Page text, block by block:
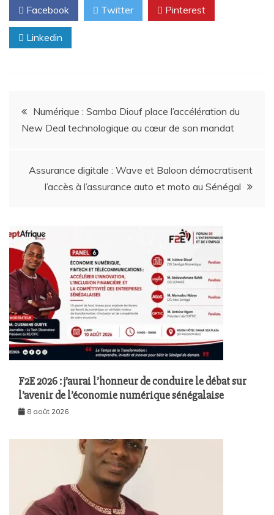
Facebook Twitter Pinterest
Linkedin
Numérique : Samba Diouf place l’accélération du
New Deal technologique au cœur de son mandat
Assurance digitale : Wave et Baloon démocratisent
l’accès à l’assurance auto et moto au Sénégal
F2E 2026 : j’aurai l’honneur de conduire le débat sur
l’avenir de l’économie numérique sénégalaise
8 août 2026